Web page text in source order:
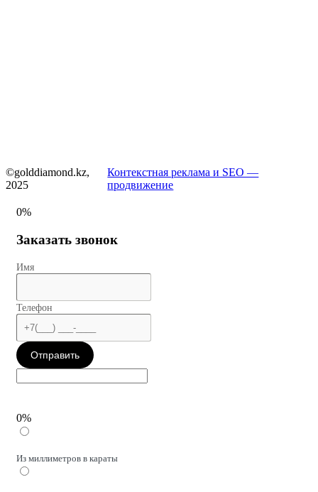
©golddiamond.kz,
2025
Контекстная реклама и SEO —
продвижение
0%
Заказать звонок
Имя
Телефон
Отправить
0%
Из миллиметров в караты